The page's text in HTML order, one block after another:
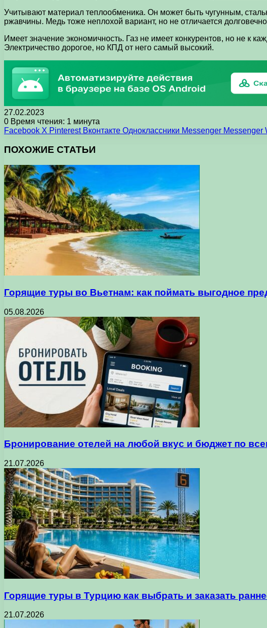
Учитывают материал теплообменика. Он может быть чугунным,
ржавчины. Медь тоже неплохой вариант, но не отличается
Имеет значение экономичность. Газ не имеет конкурентов, но не к
Электричество дорогое, но КПД от него самый высокий.
27.02.2023
0 Время чтения: 1 минута
Facebook X Pinterest Вконтакте Одноклассники Messenger Messenger
ПОХОЖИЕ СТАТЬИ
Горящие туры во Вьетнам: как поймать выгодное
05.08.2026
Бронирование отелей на любой вкус и бюджет по
21.07.2026
Горящие туры в Турцию как выбрать и заказать
21.07.2026